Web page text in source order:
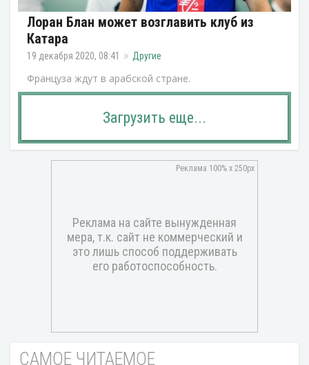
Лоран Блан может возглавить клуб из
Катара
19 декабря 2020, 08:41 Другие
Француза ждут в арабской стране.
Загрузить еще...
САМОЕ ЧИТАЕМОЕ